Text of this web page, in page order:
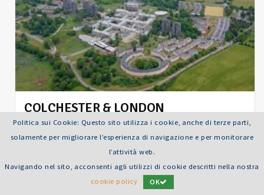
COLCHESTER & LONDON
UNIVERSITY OF ESSEX
CENTRO CHIUSO
MEDIEVALE
TURNO SPECIALE PRECARI!
Pogramma full immersion
Politica sui Cookie: Questo sito utilizza i cookie, anche di terze parti,
solamente per migliorare l’esperienza di navigazione e per monitorare
l’attività web.
Navigando nel sito, acconsenti agli utilizzi di cookie descritti nella nostra
cookie policy
OK